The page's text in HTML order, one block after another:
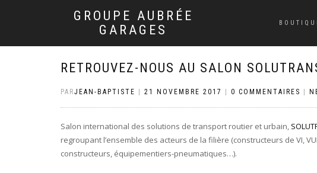
GROUPE AUBRÉE
GARAGES
RETROUVEZ-NOUS AU SALON
PARJEAN-BAPTISTE 21 NOVEMBRE 2017 0 COMMENTAIRES
Salon international des solutions de transport routier et urbain,
regroupant l’ensemble des acteurs de la filière (constructeurs de VI,
constructeurs, équipementiers-pneumatiques…).